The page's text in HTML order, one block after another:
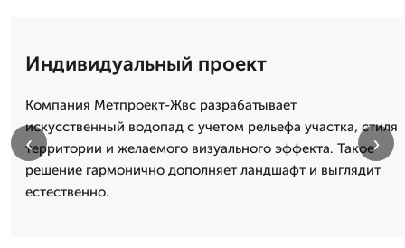
Индивидуальный проект
Компания Метпроект-Жвс разрабатывает
искусственный водопад с учетом рельефа участка, стиля
территории и желаемого визуального эффекта. Такое
решение гармонично дополняет ландшафт и выглядит
естественно.
‹ ›